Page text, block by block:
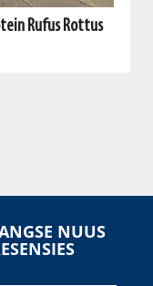
Rufus Rottus
NUUS